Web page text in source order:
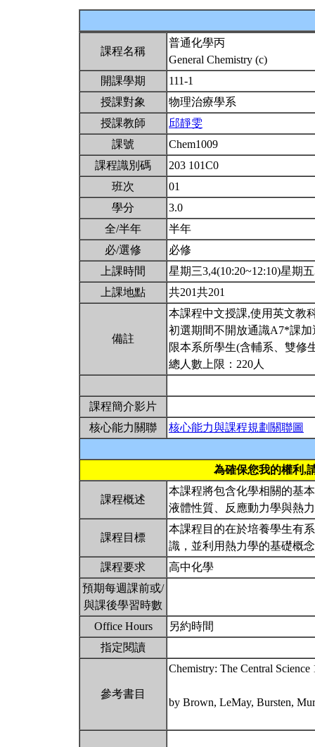
課程名稱
普通化學丙
General Chemistry (c)
開課學期
111-1
授課對象
物理治療學系
授課教師
邱靜雯
課號
Chem1009
課程識別碼
203 101C0
班次
01
學分
3.0
全/半年
半年
必/選修
必修
上課時間
星期三3,4(10:20~12:10)星期
上課地點
共201共201
備註
本課程中文授課,使用英文教
初選期間不開放通識A7*課
限本系所學生(含輔系、雙修
總人數上限：220人
課程簡介影片
核心能力關聯
核心能力與課程規劃關聯圖
為確保您我的權利,
課程概述
本課程將包含化學相關的基
液體性質、反應動力學與熱
課程目標
本課程目的在於培養學生有
識，並利用熱力學的基礎概
課程要求
高中化學
預期每週課前或/
與課後學習時數
Office Hours
另約時間
指定閱讀
參考書目
Chemistry: The Central Science
by Brown, LeMay, Bursten,